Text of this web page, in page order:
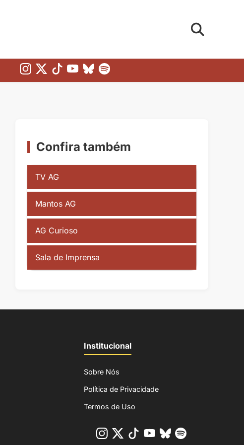
Confira também
TV AG
Mantos AG
AG Curioso
Sala de Imprensa
Institucional
Sobre Nós
Política de Privacidade
Termos de Uso